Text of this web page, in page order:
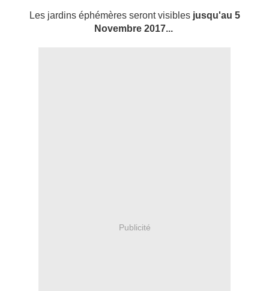
Les jardins éphémères seront visibles jusqu'au 5
Novembre 2017...
Publicité